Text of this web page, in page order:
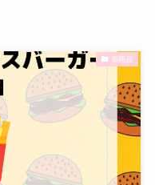
新商品